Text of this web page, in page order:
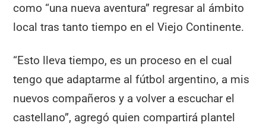
como “una nueva aventura” regresar al ámbito
local tras tanto tiempo en el Viejo Continente.
“Esto lleva tiempo, es un proceso en el cual
tengo que adaptarme al fútbol argentino, a mis
nuevos compañeros y a volver a escuchar el
castellano”, agregó quien compartirá plantel